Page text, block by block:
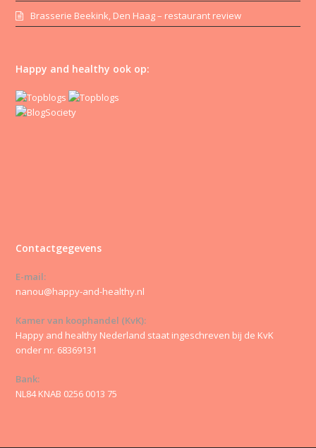
Brasserie Beekink, Den Haag – restaurant review
Happy and healthy ook op:
Contactgegevens
E-mail:
nanou@happy-and-healthy.nl
Kamer van koophandel (KvK):
Happy and healthy Nederland staat ingeschreven bij de KvK
onder nr. 68369131
Bank:
NL84 KNAB 0256 0013 75